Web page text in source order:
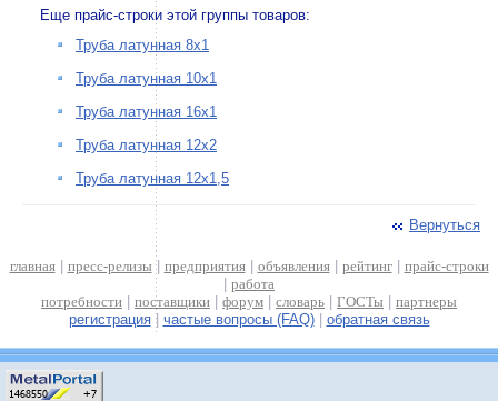
Еще прайс-строки этой группы товаров:
Труба латунная 8х1
Труба латунная 10х1
Труба латунная 16х1
Труба латунная 12х2
Труба латунная 12х1,5
Вернуться
главная| пресс-релизы | предприятия| объявления| рейтинг| прайс-строки
работа
потребности
поставщики форум словарь ГОСТы
партнеры
регистрация| частые вопросы (FAQ)| обратная связь